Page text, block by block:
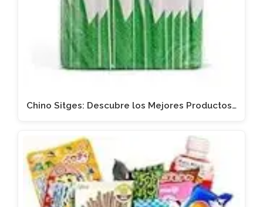
Chino Sitges: Descubre los Mejores Productos…